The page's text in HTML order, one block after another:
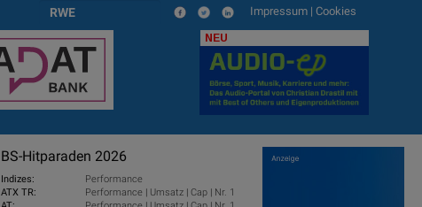
RWE Impressum | Cookies
NEU
BS-Hitparaden 2026
Indizes:
Performance
ATX TR:
Performance | Umsatz |Cap | Nr. 1